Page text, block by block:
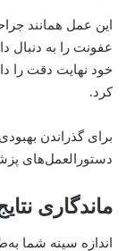
این عمل همانند
عفونت را به دنبال
خود نهایت دقت را
کرد.
برای گذراندن
دستورالعمل‌های
ماندگاری
اندازه سینه شما